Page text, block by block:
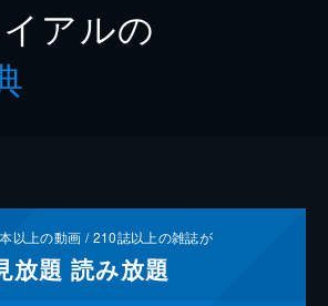
アルの
本以上の動画 /210誌以上の雑誌が
放題 読み放題